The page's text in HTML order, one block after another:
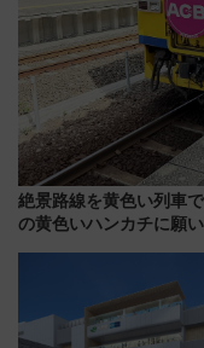
絶景路線を黄色い列車
の黄色いハンカチに願